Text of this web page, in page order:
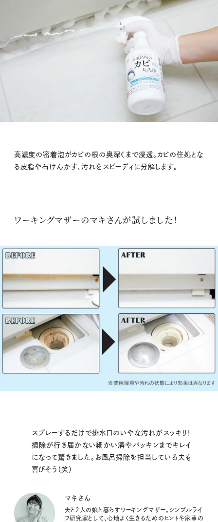
高濃度の密着泡がカビの根の奥深くまで浸透。カビの住処とな
る皮脂や石けんかす、汚れをスピーディに分解します。
ワーキングマザーのマキさんが試しました！
スプレーするだけで排水口のいやな汚れがスッキリ！
掃除が行き届かない細かい溝やパッキンまでキレイ
になって驚きました。お風呂掃除を担当している夫も
喜びそう（笑）
マキさん
夫と2人の娘と暮らすワーキングマザー。シンプルライ
フ研究家として、心地よく生きるためのヒントや家事の